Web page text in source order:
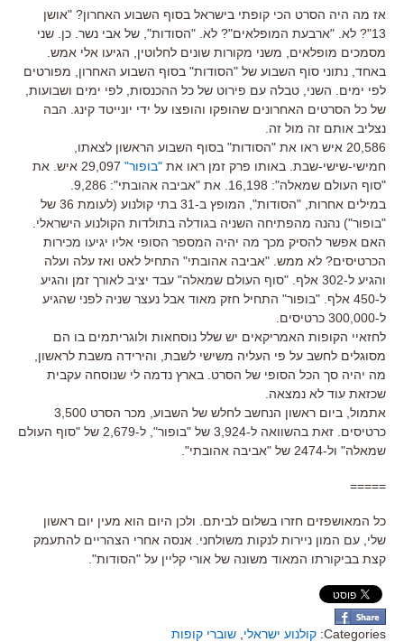
אז מה היה הסרט הכי קופתי בישראל בסוף השבוע האחרון? "אושן
13"? לא. "ארבעת המופלאים"? לא. "הסודות", של אבי נשר. כן. שני
מסמכים מופלאים, משני מקורות שונים לחלוטין, הגיעו אלי אמש.
באחד, נתוני סוף השבוע של "הסודות" בסוף השבוע האחרון, מפורטים
לפי ימים. השני, טבלה עם פירוט של כל ההכנסות, לפי ימים ושבועות,
של כל הסרטים האחרונים שהופקו והופצו על ידי יונייטד קינג. הבה
נצליב אותם זה מול זה.
20,586 איש ראו את "הסודות" בסוף השבוע הראשון לצאתו,
חמישי-שישי-שבת. באותו פרק זמן ראו את "בופור"
29,097 איש. את
"סוף העולם שמאלה": 16,198. את "אביבה אהובתי": 9,286.
במילים אחרות, "הסודות", המופץ ב-31 בתי קולנוע (לעומת 36 של
"בופור") נהנה מהפתיחה השניה בגודלה בתולדות הקולנוע הישראלי.
האם אפשר להסיק מכך מה יהיה המספר הסופי אליו יגיעו מכירות
הכרטיסים? לא ממש. "אביבה אהובתי" התחיל לאט ואז עלה ועלה
והגיע ל-302 אלף. "סוף העולם שמאלה" עבד יציב לאורך זמן והגיע
ל-450 אלף. "בופור" התחיל חזק מאוד אבל נעצר שניה לפני שהגיע
ל-300,000 כרטיסים.
לחזאיי הקופות האמריקאים יש שלל נוסחאות ולוגריתמים בו הם
מסוגלים לחשב על פי העליה משישי לשבת, והירידה משבת לראשון,
מה יהיה סך הכל הסופי של הסרט. בארץ נדמה לי שנוסחה עקבית
שכזאת עוד לא נמצאה.
אתמול, ביום ראשון הנחשב לחלש של השבוע, מכר הסרט 3,500
כרטיסים. זאת בהשוואה ל-3,924 של "בופור", ל-2,679 של "סוף העולם
שמאלה" ול-2474 של "אביבה אהובתי".
=====
כל המאושפזים חזרו בשלום לביתם. ולכן היום הוא מעין יום ראשון
שלי, עם המון ניירות לנקות משולחני. אנסה אחרי הצהריים להתעמק
קצת בביקורתו המאוד משונה של אורי קליין על "הסודות".
Categories: קולנוע ישראלי שוברי קופות